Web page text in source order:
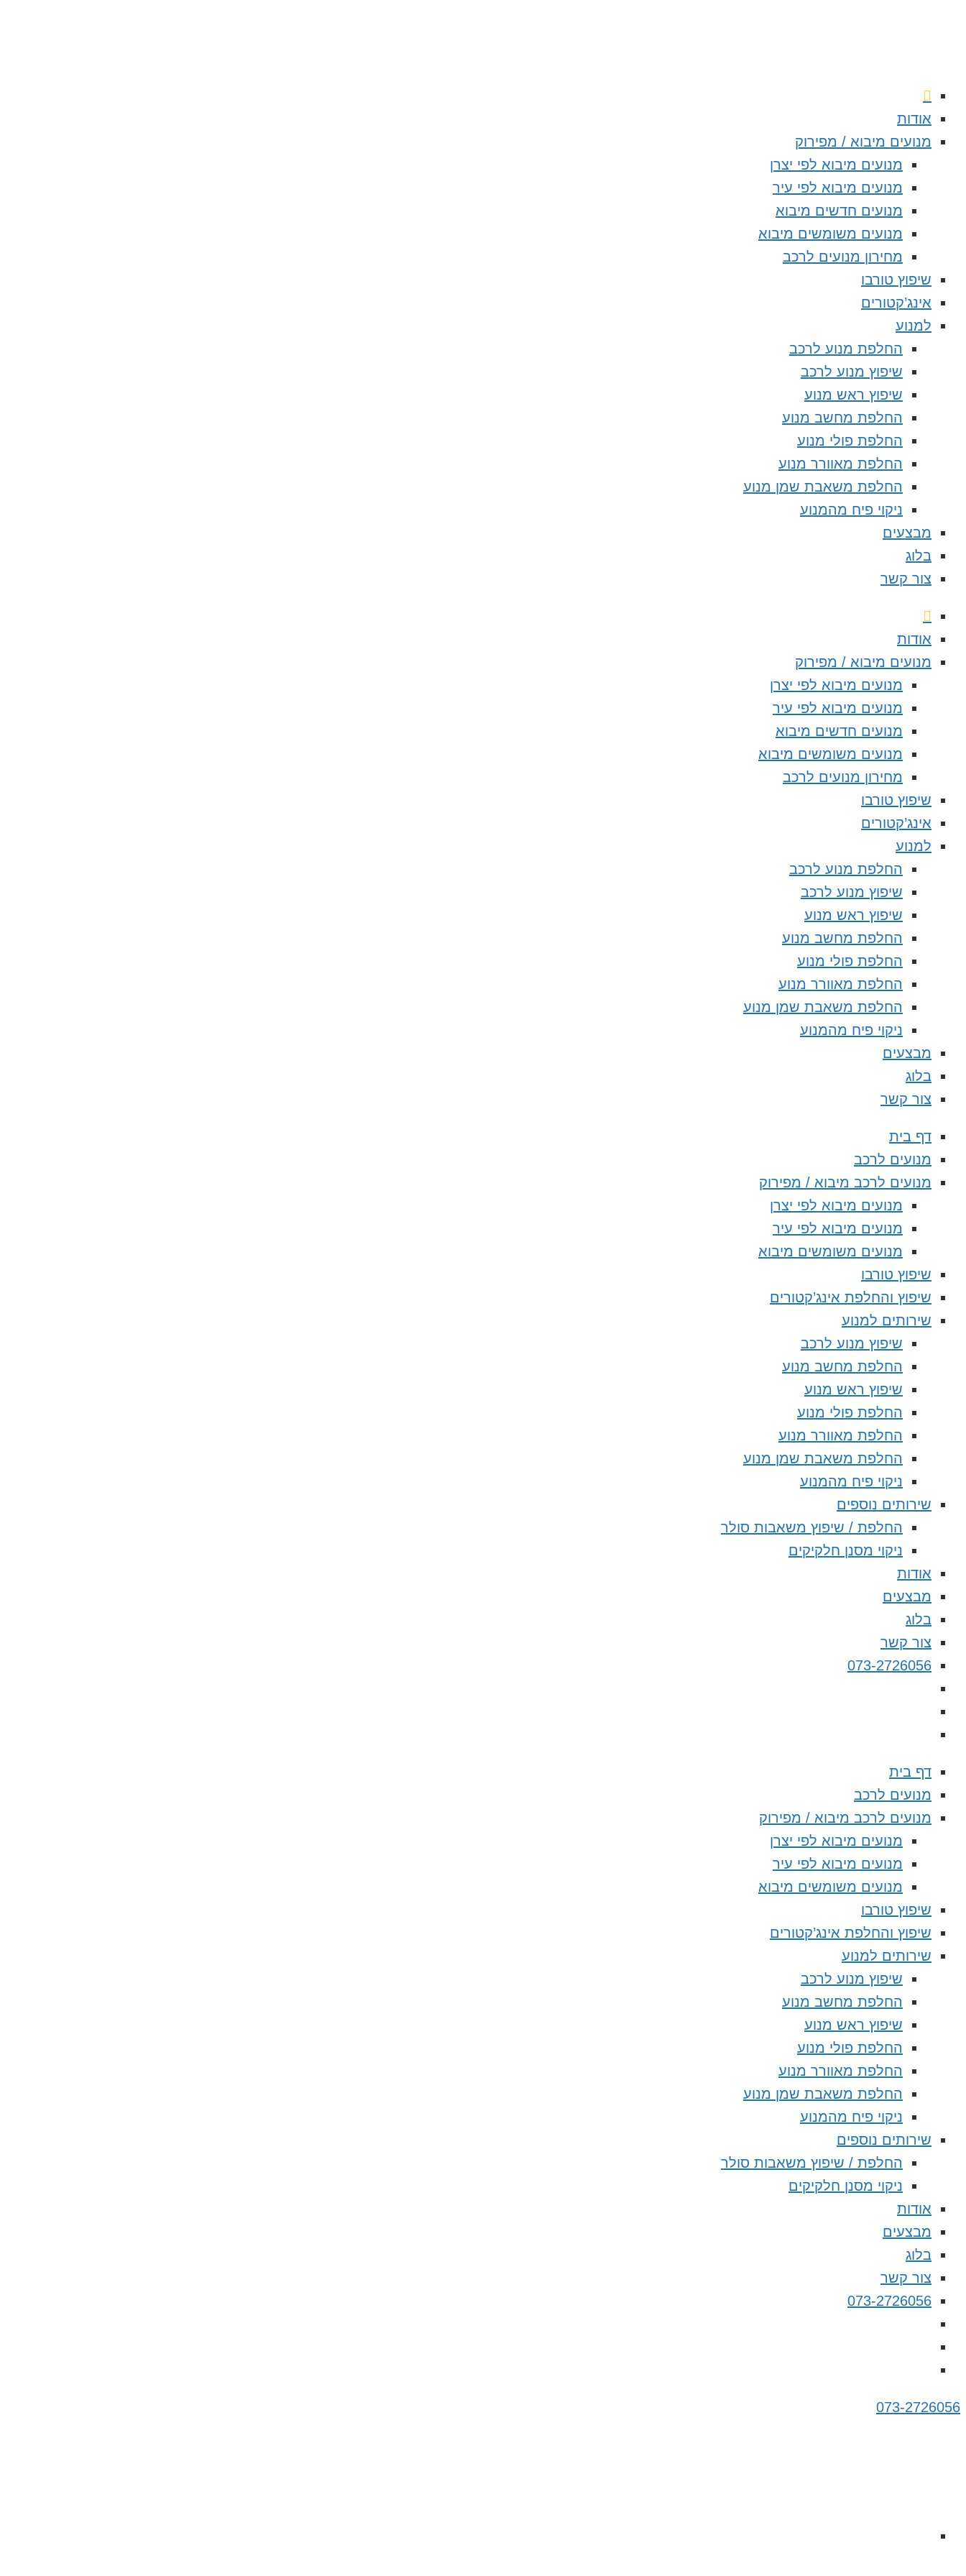
אודות
מנועים מיבוא / מפירוק
מנועים מיבוא לפי יצרן
מנועים מיבוא לפי עיר
מנועים חדשים מיבוא
מנועים משומשים מיבוא
מחירון מנועים לרכב
שיפוץ טורבו
אינג’קטורים
למנוע
החלפת מנוע לרכב
שיפוץ מנוע לרכב
שיפוץ ראש מנוע
החלפת מחשב מנוע
החלפת פולי מנוע
החלפת מאוורר מנוע
החלפת משאבת שמן מנוע
ניקוי פיח מהמנוע
מבצעים
בלוג
צור קשר
אודות
מנועים מיבוא / מפירוק
מנועים מיבוא לפי יצרן
מנועים מיבוא לפי עיר
מנועים חדשים מיבוא
מנועים משומשים מיבוא
מחירון מנועים לרכב
שיפוץ טורבו
אינג’קטורים
למנוע
החלפת מנוע לרכב
שיפוץ מנוע לרכב
שיפוץ ראש מנוע
החלפת מחשב מנוע
החלפת פולי מנוע
החלפת מאוורר מנוע
החלפת משאבת שמן מנוע
ניקוי פיח מהמנוע
מבצעים
בלוג
צור קשר
דף בית
מנועים לרכב
מנועים לרכב מיבוא / מפירוק
מנועים מיבוא לפי יצרן
מנועים מיבוא לפי עיר
מנועים משומשים מיבוא
שיפוץ טורבו
שיפוץ והחלפת אינג’קטורים
שירותים למנוע
שיפוץ מנוע לרכב
החלפת מחשב מנוע
שיפוץ ראש מנוע
החלפת פולי מנוע
החלפת מאוורר מנוע
החלפת משאבת שמן מנוע
ניקוי פיח מהמנוע
שירותים נוספים
החלפת / שיפוץ משאבות סולר
ניקוי מסנן חלקיקים
אודות
מבצעים
בלוג
צור קשר
073-2726056
דף בית
מנועים לרכב
מנועים לרכב מיבוא / מפירוק
מנועים מיבוא לפי יצרן
מנועים מיבוא לפי עיר
מנועים משומשים מיבוא
שיפוץ טורבו
שיפוץ והחלפת אינג’קטורים
שירותים למנוע
שיפוץ מנוע לרכב
החלפת מחשב מנוע
שיפוץ ראש מנוע
החלפת פולי מנוע
החלפת מאוורר מנוע
החלפת משאבת שמן מנוע
ניקוי פיח מהמנוע
שירותים נוספים
החלפת / שיפוץ משאבות סולר
ניקוי מסנן חלקיקים
אודות
מבצעים
בלוג
צור קשר
073-2726056
073-2726056